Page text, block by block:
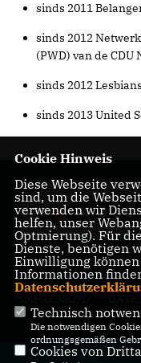
sinds 2011
sinds 2012
(PWD) van de CDU
sinds 2012
sinds 2013 United
@2026
Cookie Hinweis
Diese Webseite
sind, um die
verwenden wir
helfen, unser
Optmierung). Für
Dienste, benötigen
Einwilligung
Informationen
Technisch
Die notwendigen
ordnungsgemäßen
Cookies von